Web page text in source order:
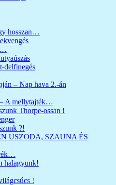
hosszan…
delfinegés
– Nap hava 2.-án
A mellytajték…
Thorpe-ossan !
?!
USZODA, SZAUNA ÉS
halagyunk!
!